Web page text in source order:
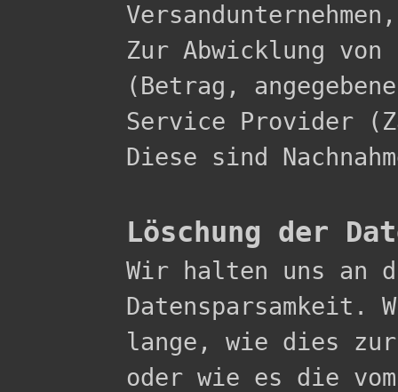
Zur Abwicklung von
(Betrag,
Service Provider
Diese sind
Löschung der
Wir halten uns an
Datensparsamkeit.
lange, wie dies
oder wie es die